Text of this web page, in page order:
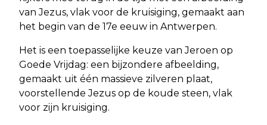
van Jezus, vlak voor de kruisiging, gemaakt aan
het begin van de 17e eeuw in Antwerpen.
Het is een toepasselijke keuze van Jeroen op
Goede Vrijdag: een bijzondere afbeelding,
gemaakt uit één massieve zilveren plaat,
voorstellende Jezus op de koude steen, vlak
voor zijn kruisiging.